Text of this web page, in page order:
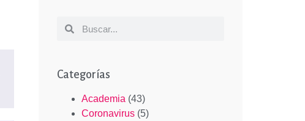
Categorías
Academia (43)
Coronavirus(5)